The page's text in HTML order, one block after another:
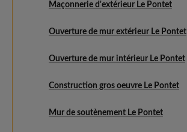
Maçonnerie d'extérieur Le Pontet
Ouverture de mur extérieur Le Pontet
Ouverture de mur intérieur Le Pontet
Construction gros oeuvre Le Pontet
Mur de soutènement Le Pontet